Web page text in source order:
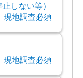
しない等）
現地調査必須
現地調査必須